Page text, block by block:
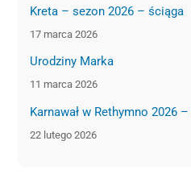
Kreta – sezon 2026 – ściąga
17 marca 2026
Urodziny Marka
11 marca 2026
Karnawał w Rethymno 2026
22 lutego 2026